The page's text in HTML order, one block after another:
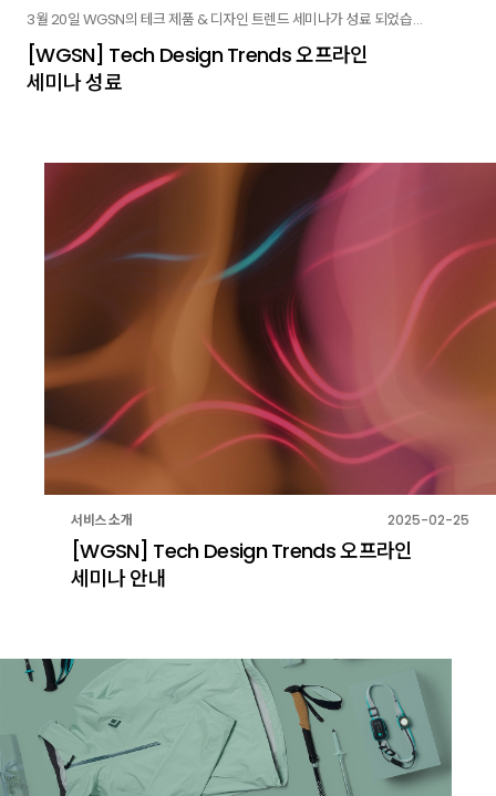
3월 20일 WGSN의 테크 제품 & 디자인 트렌드 세미나가 성료 되었습니다.
[WGSN] Tech Design Trends 오프라인
세미나 성료
서비스 소개 2025-02-25
[WGSN] Tech Design Trends 오프라인
세미나 안내